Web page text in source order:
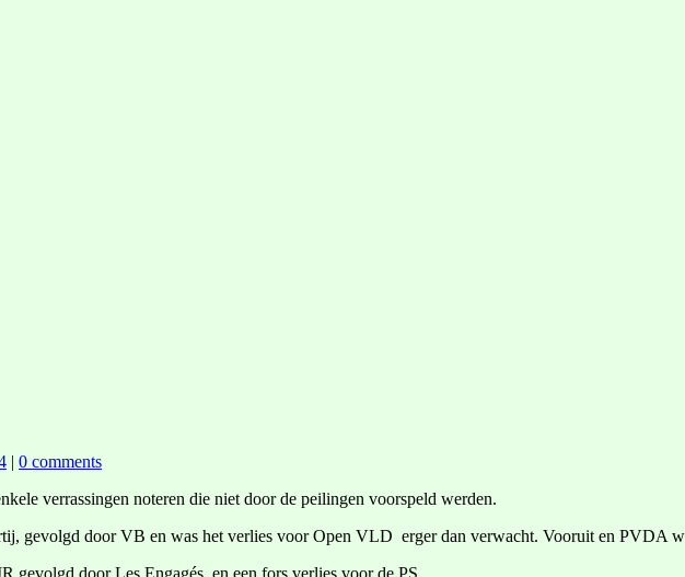
| 0 comments
verrassingen noteren die niet door de peilingen voorspeld werden.
gevolgd door VB en was het verlies voor Open VLD erger dan verwacht. Vooruit en PVDA
gevolgd door Les Engagés, en een fors verlies voor de PS.